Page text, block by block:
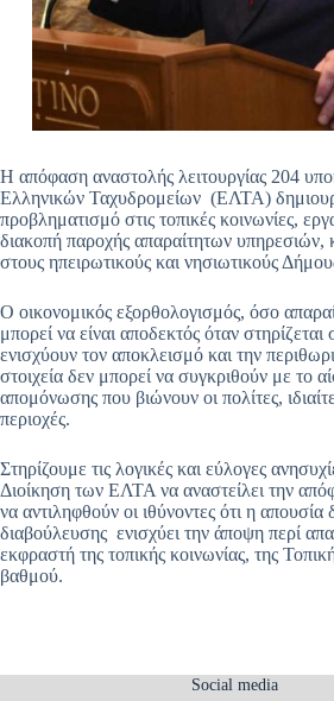
Η απόφαση αναστολής λειτουργίας 204
Ελληνικών Ταχυδρομείων (ΕΛΤΑ)
προβληματισμό στις τοπικές κοινωνίες,
διακοπή παροχής απαραίτητων υπηρεσιών,
στους ηπειρωτικούς και νησιωτικούς
Ο οικονομικός εξορθολογισμός, όσο
μπορεί να είναι αποδεκτός όταν
ενισχύουν τον αποκλεισμό και την
στοιχεία δεν μπορεί να συγκριθούν με το
απομόνωσης που βιώνουν οι πολίτες,
περιοχές.
Στηρίζουμε τις λογικές και εύλογες
Διοίκηση των ΕΛΤΑ να αναστείλει την
να αντιληφθούν οι ιθύνοντες ότι η απουσία
διαβούλευσης ενισχύει την άποψη περί
εκφραστή της τοπικής κοινωνίας, της
βαθμού.
Social media